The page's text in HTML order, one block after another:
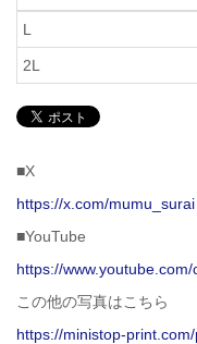
L
2L
■X
https://x.com/mumu_surai
■YouTube
https://
この他の写真はこちら
https://ministop-